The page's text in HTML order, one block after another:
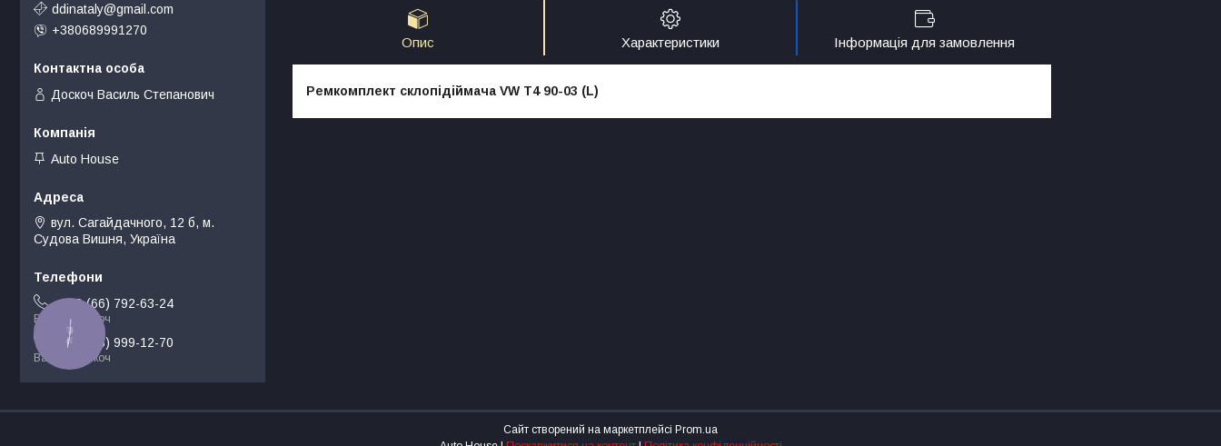
Опис Характеристики Інформація для замовлення
Ремкомплект склопідіймача VW T4 90-03 (L)
ddinataly@gmail.com
+380689991270
Доскоч Василь Степанович
Auto House
вул. Сагайдачного, 12 б, м.
Судова Вишня, Україна
+380 (66) 792-63-24
Василь Доскоч
+380 (68) 999-12-70
Василь Доскоч
Сайт створений на маркетплейсі Prom.ua
КНОПКА
ЗВ'ЯЗКУ